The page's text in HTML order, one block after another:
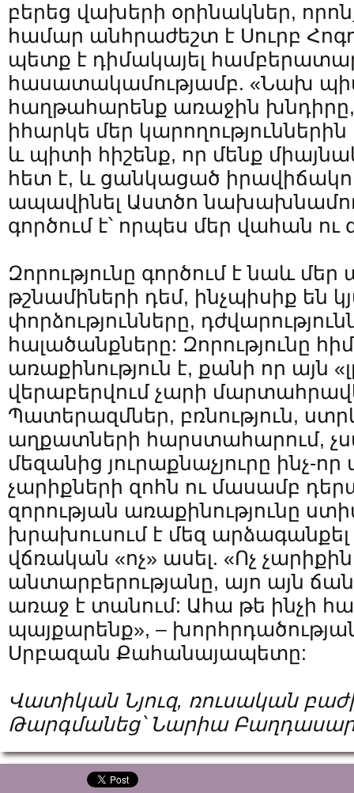
բերեց վախերի օրինակներ,
համար անհրաժեշտ է Սուրբ
պետք է դիմակայել
հասատակամությամբ. «Նախ
հաղթահարենք առաջին
իհարկե մեր
և պիտի հիշենք, որ մենք
հետ է, և ցանկացած
ապավինել Աստծո
գործում է՝ որպես մեր վահան ու
Զորությունը գործում է նաև
թշնամիների դեմ, ինչպիսիք են
փորձությունները,
հալածանքները: Զորությունը
առաքինություն է, քանի որ այն
վերաբերվում չարի
Պատերազմներ, բռնություն,
աղքատների հարստահարում,
մեզանից յուրաքնաչյուրը ինչ-որ
չարիքների զոհն ու մասամբ
զորության առաքինությունը
խրախուսում է մեզ
վճռական «ոչ» ասել. «Ոչ
անտարբերությանը, այո այն
առաջ է տանում: Ահա թե ինչի
պայքարենք», –
Սրբազան Քահանայապետը:
Վատիկան Նյուզ, ռուսական
Թարգմանեց՝ Նարիա